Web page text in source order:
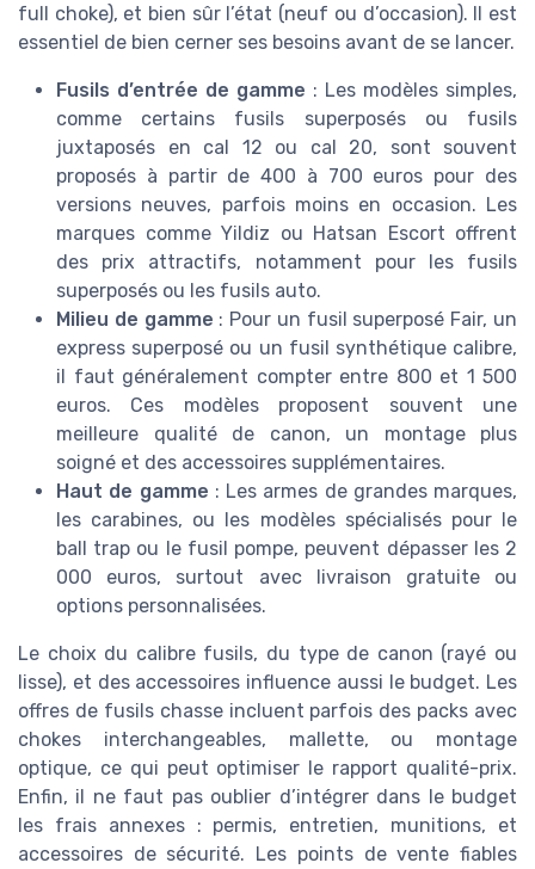
full choke), et bien sûr l’état (neuf ou d’occasion). Il est
essentiel de bien cerner ses besoins avant de se lancer.
Fusils d’entrée de gamme : Les modèles simples,
comme certains fusils superposés ou fusils
juxtaposés en cal 12 ou cal 20, sont souvent
proposés à partir de 400 à 700 euros pour des
versions neuves, parfois moins en occasion. Les
marques comme Yildiz ou Hatsan Escort offrent
des prix attractifs, notamment pour les fusils
superposés ou les fusils auto.
Milieu de gamme : Pour un fusil superposé Fair, un
express superposé ou un fusil synthétique calibre,
il faut généralement compter entre 800 et 1 500
euros. Ces modèles proposent souvent une
meilleure qualité de canon, un montage plus
soigné et des accessoires supplémentaires.
Haut de gamme : Les armes de grandes marques,
les carabines, ou les modèles spécialisés pour le
ball trap ou le fusil pompe, peuvent dépasser les 2
000 euros, surtout avec livraison gratuite ou
options personnalisées.
Le choix du calibre fusils, du type de canon (rayé ou
lisse), et des accessoires influence aussi le budget. Les
offres de fusils chasse incluent parfois des packs avec
chokes interchangeables, mallette, ou montage
optique, ce qui peut optimiser le rapport qualité-prix.
Enfin, il ne faut pas oublier d’intégrer dans le budget
les frais annexes : permis, entretien, munitions, et
accessoires de sécurité. Les points de vente fiables